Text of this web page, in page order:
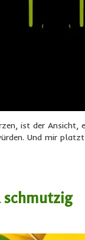
ist der Ansicht,
Und mir
schmutzig